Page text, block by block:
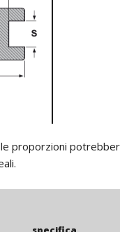
proporzioni